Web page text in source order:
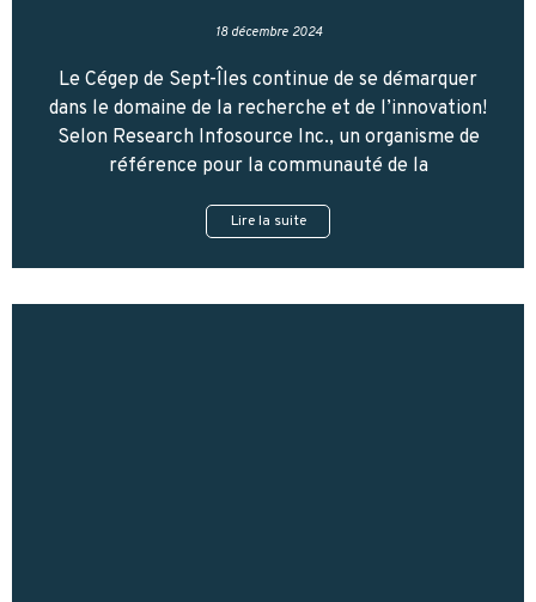
18 décembre 2024
Le Cégep de Sept-Îles continue de se démarquer
dans le domaine de la recherche et de l’innovation!
Selon Research Infosource Inc., un organisme de
référence pour la communauté de la
Lire la suite